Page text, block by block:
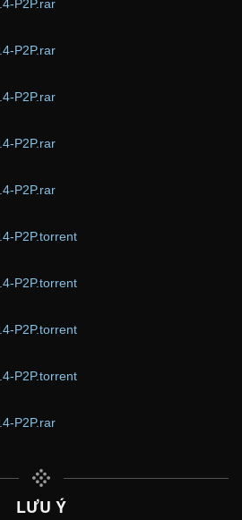
P2P.rar
P2P.rar
P2P.rar
P2P.rar
P2P.rar
P2P.torrent
P2P.torrent
P2P.torrent
P2P.torrent
P2P.rar
LƯU Ý